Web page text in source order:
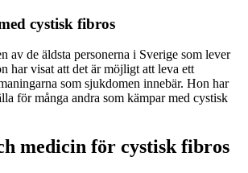
cystisk fibros
av de äldsta personerna i Sverige som lever
har visat att det är möjligt att leva ett
som sjukdomen innebär. Hon har
för många andra som kämpar med cystisk
medicin för cystisk fibros